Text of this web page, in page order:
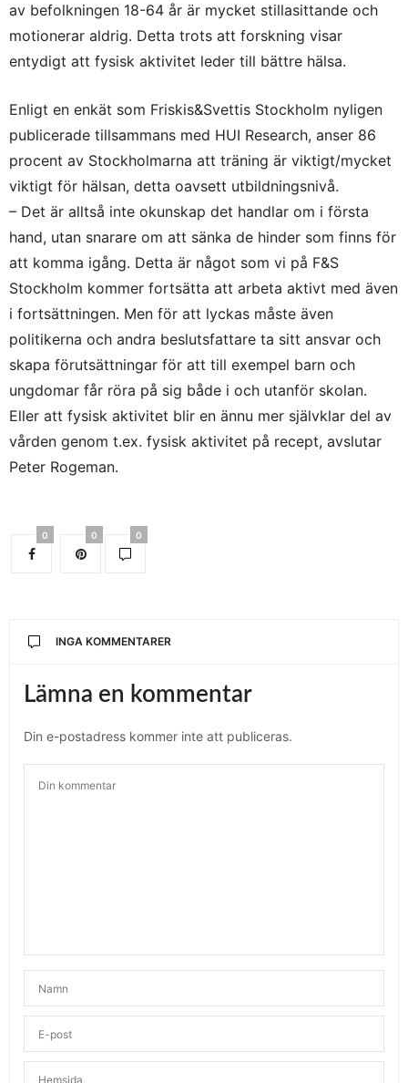
av befolkningen 18-64 år är mycket stillasittande och
motionerar aldrig. Detta trots att forskning visar
entydigt att fysisk aktivitet leder till bättre hälsa.
Enligt en enkät som Friskis&Svettis Stockholm nyligen
publicerade tillsammans med HUI Research, anser 86
procent av Stockholmarna att träning är viktigt/mycket
viktigt för hälsan, detta oavsett utbildningsnivå.
– Det är alltså inte okunskap det handlar om i första
hand, utan snarare om att sänka de hinder som finns för
att komma igång. Detta är något som vi på F&S
Stockholm kommer fortsätta att arbeta aktivt med även
i fortsättningen. Men för att lyckas måste även
politikerna och andra beslutsfattare ta sitt ansvar och
skapa förutsättningar för att till exempel barn och
ungdomar får röra på sig både i och utanför skolan.
Eller att fysisk aktivitet blir en ännu mer självklar del av
vården genom t.ex. fysisk aktivitet på recept, avslutar
Peter Rogeman.
0 0 0
INGA KOMMENTARER
Lämna en kommentar
Din e-postadress kommer inte att publiceras.